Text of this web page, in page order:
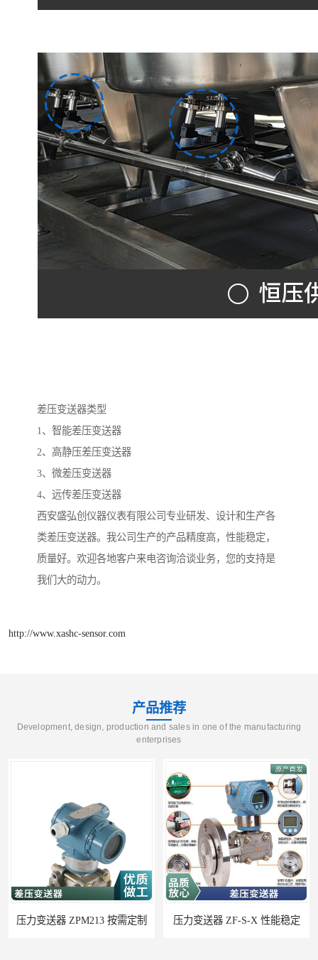
差压变送器类型
1、智能差压变送器
2、高静压差压变送器
3、微差压变送器
4、远传差压变送器
西安盛弘创仪器仪表有限公司专业研发、设计和生产各
类差压变送器。我公司生产的产品精度高，性能稳定，
质量好。欢迎各地客户来电咨询洽谈业务，您的支持是
我们大的动力。
http://www.xashc-sensor.com
产品推荐
Development, design, production and sales in one of the manufacturing
enterprises
压力变送器 ZF-S-X 性能稳定 压力变送器 P300S 施工方案